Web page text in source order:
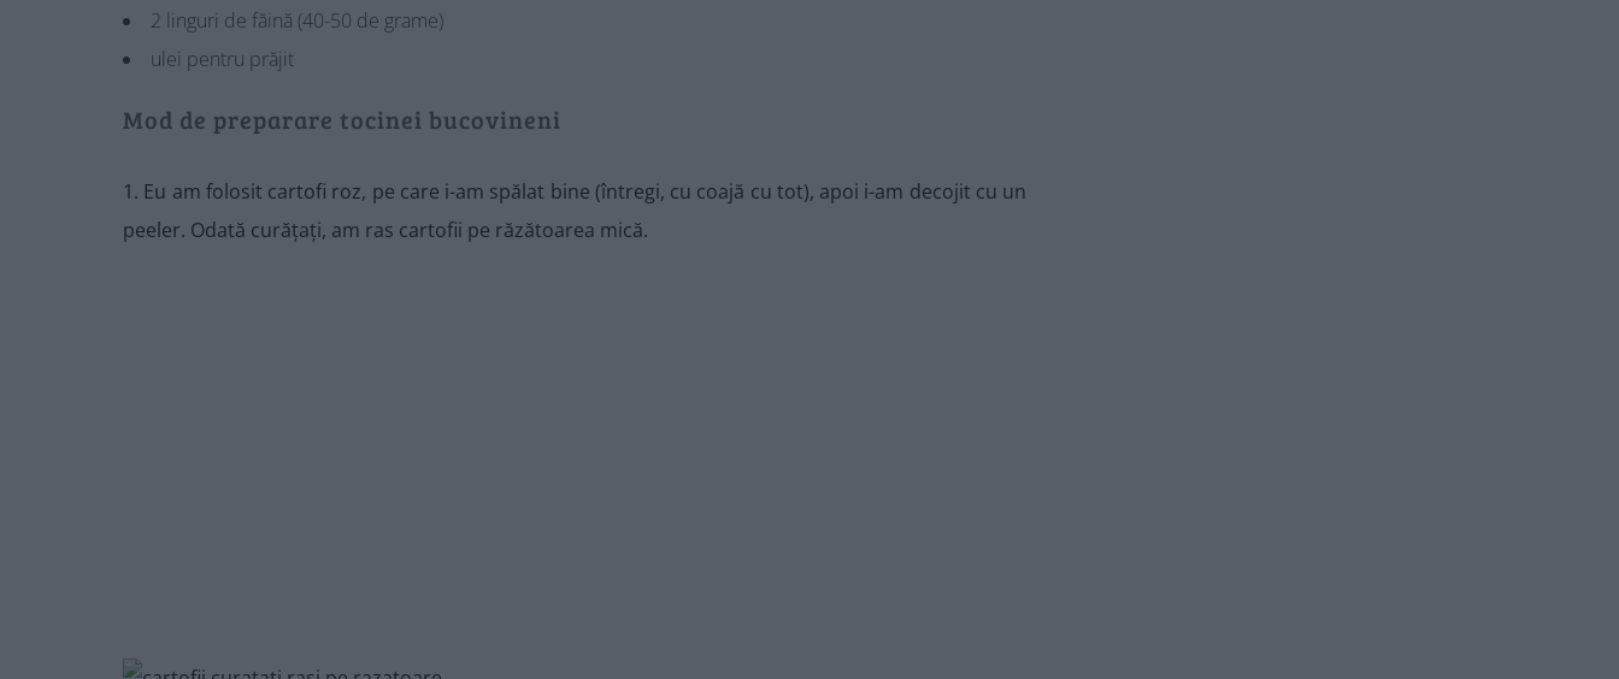
2 linguri de făină (40-50 de grame)
ulei pentru prăjit
Mod de preparare tocinei bucovineni
1. Eu am folosit cartofi roz, pe care i-am spălat bine (întregi, cu coajă cu tot), apoi i-am decojit cu un
peeler. Odată curățați, am ras cartofii pe răzătoarea mică.